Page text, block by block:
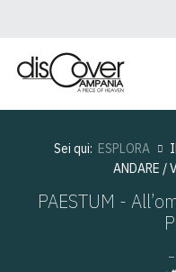
Sei qui: ESPLORA
ANDARE /
PAESTUM -